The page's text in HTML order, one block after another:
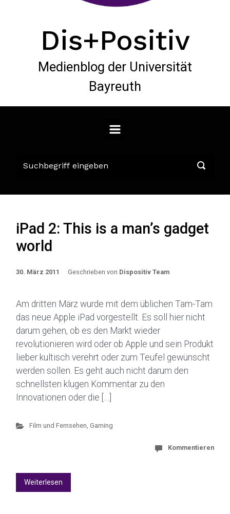
Dis+Positiv
Medienblog der Universität
Bayreuth
iPad 2: This is a man’s gadget
world
30. März 2011 Geschrieben von Dispositiv Team
Am dritten März wurde mit dem üblichen Tam-Tam
das neue Apple iPad vorgestellt. Es soll hier nicht
darum gehen, ob es den Markt wieder
revolutionieren wird oder ob Apple und sein Produkt
lieber kultisch verehrt oder zum Teufel gewünscht
werden sollen. Es geht auch nicht darum den
schnellsten klugen Kommentar zu den
Innovationen oder die […]
Film und Fernsehen, Gaming
Kommentieren
Weiterlesen